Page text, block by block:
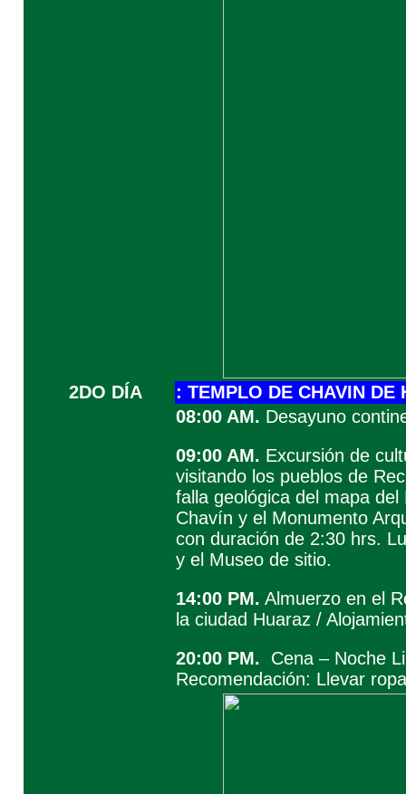
2DO DÍA
: TEMPLO DE CHAVIN
08:00 AM. Desayuno
09:00 AM. Excursión de
visitando los pueblos de
falla geológica del mapa
Chavín y el Monumento
con duración de 2:30 hrs.
y el Museo de sitio.
14:00 PM. Almuerzo en el
la ciudad Huaraz /
20:00 PM.
Cena – Noche
Recomendación: Llevar